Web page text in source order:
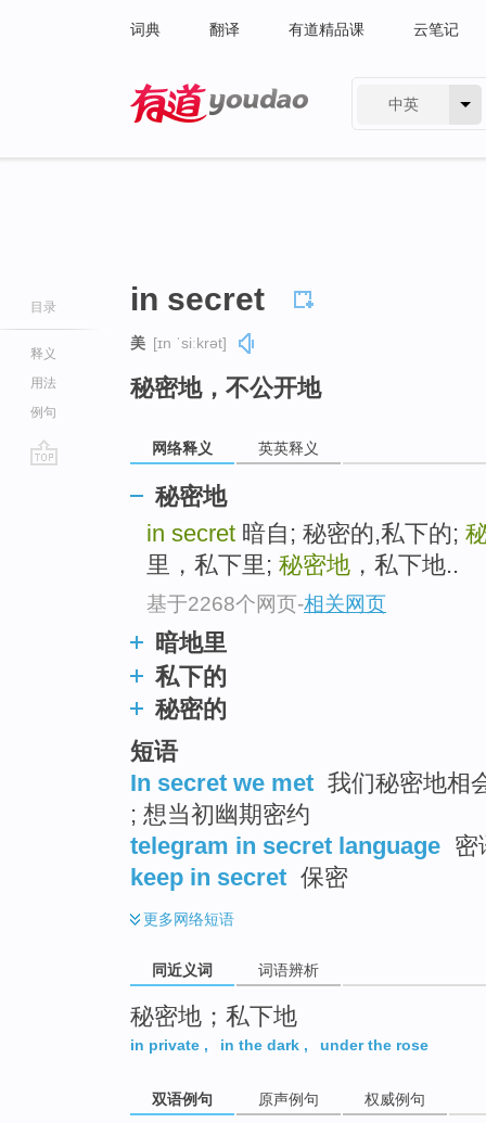
词典 翻译 有道精品课 云笔记
中英
目录
释义
用法
例句
in secret
美 [ɪn ˈsiːkrət]
秘密地，不公开地
网络释义 英英释义
秘密地
in secret 暗自; 秘密的,私下的;
里，私下里; 秘密地 ，私下地..
基于2268个网页-相关网页
暗地里
私下的
秘密的
短语
In secret we met 我们秘密地相
; 想当初幽期密约
telegram in secret language 密
keep in secret 保密
更多网络短语
同近义词 词语辨析
秘密地；私下地
in private , in the dark , under the rose
双语例句 原声例句 权威例句